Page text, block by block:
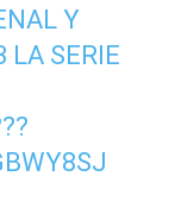
Y
LA SERIE